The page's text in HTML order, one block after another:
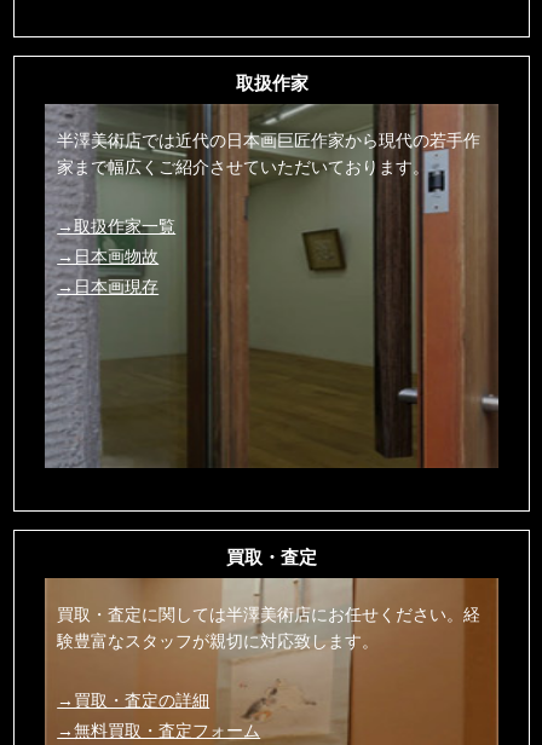
取扱作家
半澤美術店では近代の日本画巨匠作家から現代の若手作
家まで幅広くご紹介させていただいております。
→取扱作家一覧
→日本画物故
→日本画現存
買取・査定
買取・査定に関しては半澤美術店にお任せください。経
験豊富なスタッフが親切に対応致します。
→買取・査定の詳細
→無料買取・査定フォーム